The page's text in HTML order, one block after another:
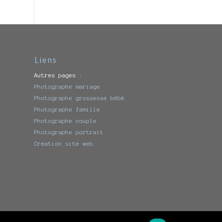
Liens
Autres pages :
Photographe mariage
Photographe grossesse bébé
Photographe famille
Photographe couple
Photographe portrait
Creation site web